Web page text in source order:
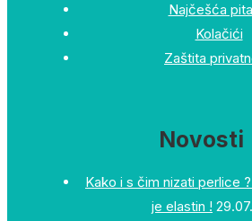
Najčešća
Kolačići
Zaštita
Novosti
Kako i s čim nizati perlice
je elastin !